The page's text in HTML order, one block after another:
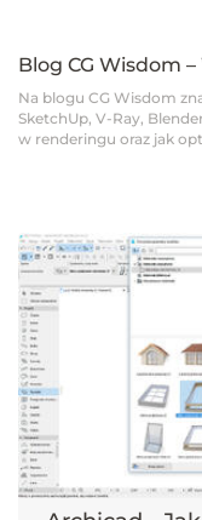
Blog CG Wisdom
Na blogu CG Wisdom
SketchUp, V-Ray,
w renderingu oraz jak